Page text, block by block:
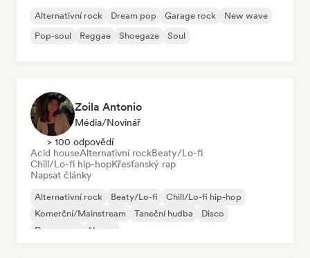
Alternativní rock Dream pop Garage rock
New wave
Pop-soul
Reggae Shoegaze Soul
Zoila Antonio
Média/novinář
> 100 odpovědí
Acid houseAlternativní rockBeaty/Lo-fi
Chill/Lo-fi hip-hopKřesťanský rap
Napsat články
Alternativní rock Beaty/Lo-fi
Chill/Lo-fi hip-hop
Komerční/Mainstream
Taneční hudba
Disco
Dream pop
House